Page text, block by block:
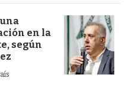
en la
según